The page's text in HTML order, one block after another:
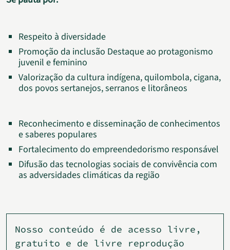
Respeito à diversidade
Promoção da inclusão Destaque ao protagonismo
juvenil e feminino
Valorização da cultura indígena, quilombola, cigana,
dos povos sertanejos, serranos e litorâneos
Reconhecimento e disseminação de conhecimentos
e saberes populares
Fortalecimento do empreendedorismo responsável
Difusão das tecnologias sociais de convivência com
as adversidades climáticas da região
Nosso conteúdo é de acesso livre,
gratuito e de livre reprodução